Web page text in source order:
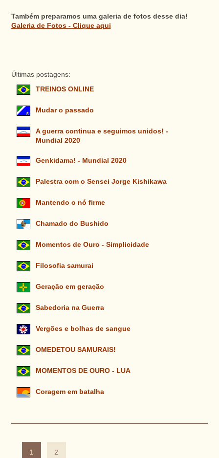
Também preparamos uma galeria de fotos desse dia!
Galeria de Fotos - Clique aqui
Últimas postagens:
TREINOS ONLINE
Mudar o passado
A guerra continua e seguimos unidos! -
Mundial 2020
Genkidama! - Mundial 2020
Palestra com o Sensei Jorge Kishikawa
Mantendo o nó firme
Chamado do Bushido
Momentos de Ouro - Simplicidade
Filosofia samurai
Geração em geração
Sabedoria na Guerra
Vergões e bolhas de sangue
OMEDETOU SAMURAIS!
MOMENTOS DE OURO - LUA
Coragem em batalha
1 2